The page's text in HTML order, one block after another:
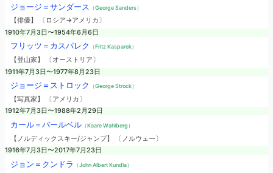
ジョージ＝サンダース （George Sanders）
【俳優】 〔ロシア→アメリカ〕
1910年7月3日〜1954年6月6日
フリッツ＝カスパレク （Fritz Kasparek）
【登山家】 〔オーストリア〕
1911年7月3日〜1977年8月23日
ジョージ＝ストロック （George Strock）
【写真家】 〔アメリカ〕
1912年7月3日〜1988年2月29日
カール＝バールベル（Kaare Wahlberg）
【ノルディックスキー/ジャンプ】 〔ノルウェー〕
1916年7月3日〜2017年7月23日
ジョン＝クンドラ （John Albert Kundla）